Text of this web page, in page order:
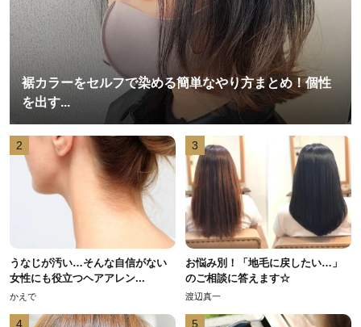
裾カラーをセルフで染める簡単なやり方まとめ！個性
を出す...
2
うなじが汚い…そんな自信がない
女性にも役立つヘアアレン...
かえで
3
お悩み別！「地毛に戻したい…」
のご相談に答えます☆
渡辺真一
4 5